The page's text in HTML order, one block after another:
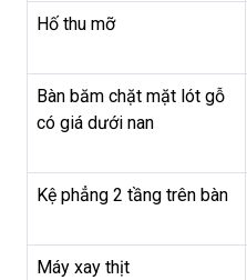
Hố thu mỡ
Bàn băm chặt mặt lót gỗ
có giá dưới nan
Kệ phẳng 2 tầng trên bàn
Máy xay thịt